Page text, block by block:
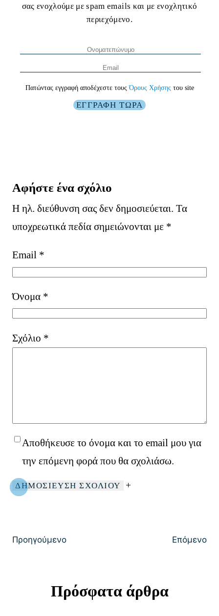
σας ενοχλούμε με spam emails και με ενοχλητικό
περιεχόμενο.
Πατώντας εγγραφή αποδέχεστε τουςΌρους Χρήσης του site
Αφήστε ένα σχόλιο
Η ηλ. διεύθυνση σας δεν δημοσιεύεται. Τα
υποχρεωτικά πεδία σημειώνονται με *
Email *
Όνομα *
Σχόλιο *
Αποθήκευσε το όνομα και το email μου για
την επόμενη φορά που θα σχολιάσω.
Προηγούμενο Επόμενο
Πρόσφατα άρθρα